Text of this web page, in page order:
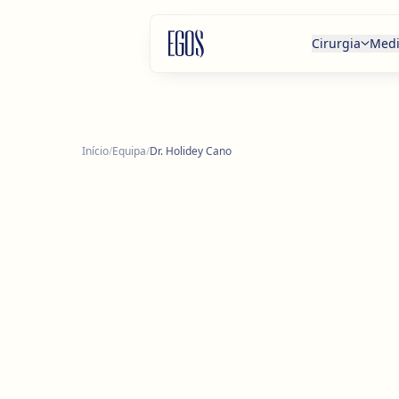
Cirurgia
Início/Equipa/Dr. Holidey Cano